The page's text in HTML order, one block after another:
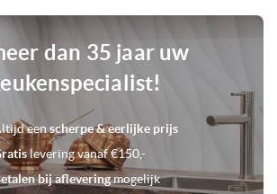
RVS Roestvrijstaal
dan 35 jaar uw
eenscherpe & eerlijke prijs
levering vanaf €150,-
bij afleveringmogelijk